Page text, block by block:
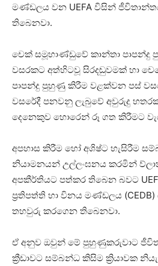
මණ්ඩලය වන UEFA විසින්
තිබෙනවා.
චෙක් සමූහාණ්ඩුවේ කාන්තා
වසරකට අත්හිටවූ සිරදඬුවමක් හා
පාපන්දු පුහුණු කිරීම වළක්වන පස්
වසරේදී පනවනු ලැබුවේ අවුරුදු
දෙනෙකුව හොරෙන් රූ ගත කිරීමට
අපහාස කිරීම හෝ අශිෂ්ට හැසිරීම
නියාමනයන් උල්ලංඝනය කරමින්
අපකීර්තියට පත්කර තිබෙන බවට
ප්‍රතිපත්ති හා විනය මණ්ඩලය
තහවුරු කරගෙන තිබෙනවා.
ඒ අනුව ඔවුන් මේ පුහුණුකරුවාට
ක්‍රීඩාවට සම්බන්ධ කිසිම ක්‍රියාවක